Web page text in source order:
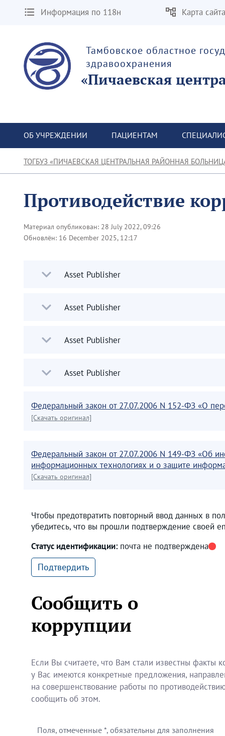
Информация по 118н Карта
Тамбовское областное
здравоохранения
«Пичаевская
ОБ УЧРЕЖДЕНИИ ПАЦИЕНТАМ
ТОГБУЗ «ПИЧАЕВСКАЯ ЦЕНТРАЛЬНАЯ РАЙОННАЯ
Противодействие
Материал опубликован: 28 July 2022, 09:26
Обновлён: 16 December 2025, 12:17
Asset Publisher
Asset Publisher
Asset Publisher
Asset Publisher
Федеральный закон от 27.07.2006 N 152-ФЗ «О
[Скачать оригинал]
Федеральный закон от 27.07.2006 N 149-ФЗ «Об
информационных технологиях и о защите
[Скачать оригинал]
Чтобы предотвратить повторный ввод данных в
убедитесь, что вы прошли подтверждение своей
Статус идентификации: почта не подтверждена
Подтвердить
Сообщить о
коррупции
Если Вы считаете, что Вам стали известны факты
у Вас имеются конкретные предложения,
на совершенствование работы по
сообщить об этом.
Поля, отмеченные *, обязательны для заполнения